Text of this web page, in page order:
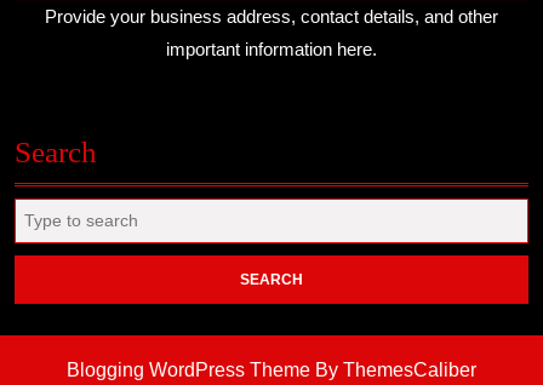
Provide your business address, contact details, and other
important information here.
Search
for:
Blogging WordPress Theme By ThemesCaliber